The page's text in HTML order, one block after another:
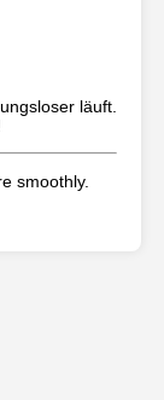
läuft.
smoothly.